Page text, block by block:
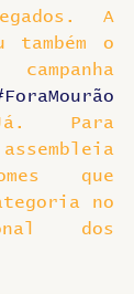
A
também o
Para
que
no
dos